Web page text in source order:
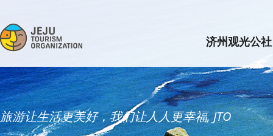
济州观光公社
旅游让生活更美好，我们让人人更幸福, JTO